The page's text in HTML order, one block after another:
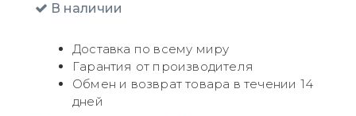
В наличии
Доставка по всему миру
Гарантия от производителя
Обмен и возврат товара в течении 14
дней